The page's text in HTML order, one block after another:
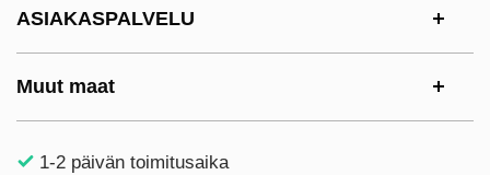
ASIAKASPALVELU
Muut maat
1-2 päivän toimitusaika